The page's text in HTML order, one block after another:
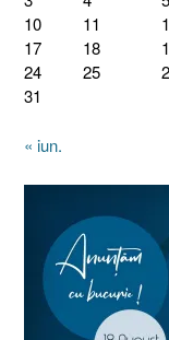
10
11
17
18
24
25
31
« iun.